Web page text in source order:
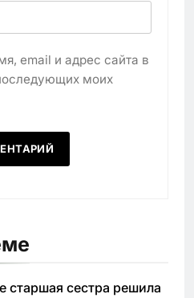
email и адрес сайта в
моих
старшая сестра решила